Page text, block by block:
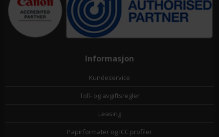
Informasjon
Kundeservice
Toll- og avgiftsregler
Leasing
Papirformater og ICC profiler